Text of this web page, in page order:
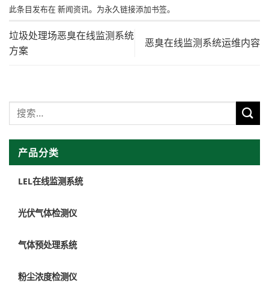
产品分类
LEL在线监测系统
光伏气体检测仪
气体预处理系统
粉尘浓度检测仪
此条目发布在 新闻资讯。为永久链接添加书签。
垃圾处理场恶臭在线监测系统
方案
恶臭在线监测系统运维内容